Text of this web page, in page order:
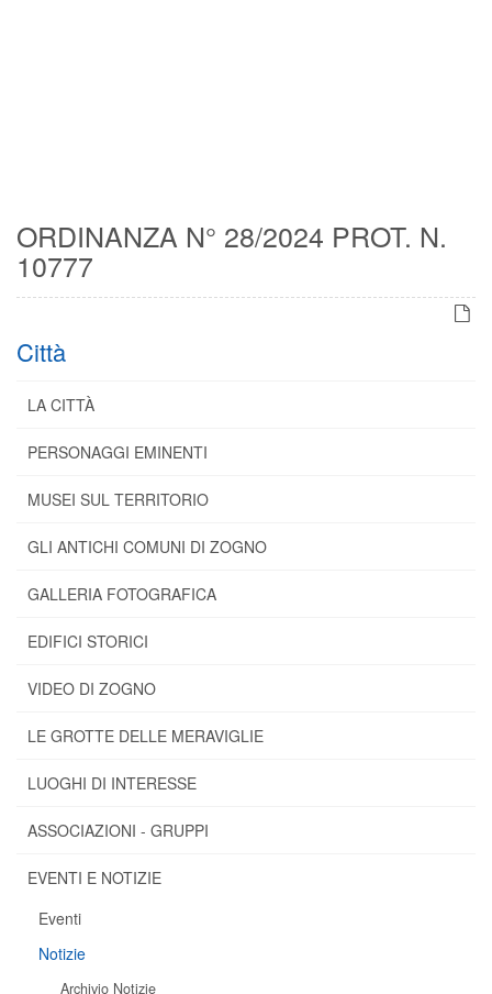
ORDINANZA N° 28/2024 PROT. N.
10777
Città
LA CITTÀ
PERSONAGGI EMINENTI
MUSEI SUL TERRITORIO
GLI ANTICHI COMUNI DI ZOGNO
GALLERIA FOTOGRAFICA
EDIFICI STORICI
VIDEO DI ZOGNO
LE GROTTE DELLE MERAVIGLIE
LUOGHI DI INTERESSE
ASSOCIAZIONI - GRUPPI
EVENTI E NOTIZIE
Eventi
Notizie
Archivio Notizie